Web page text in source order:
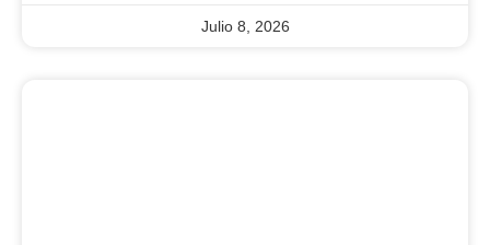
Julio 8, 2026